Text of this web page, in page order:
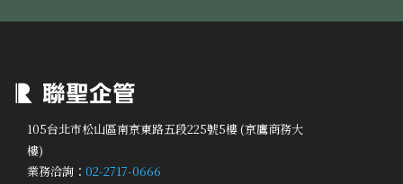
105台北市松山區南京東路五段225號5樓 (京鷹商務大
樓)
業務洽詢： 02-2717-0666